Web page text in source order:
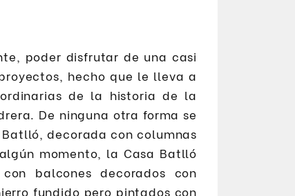
poder disfrutar de una casi
hecho que le lleva a
de la historia de la
De ninguna otra forma se
decorada con columnas
momento, la Casa Batlló
balcones decorados con
fundido pero pintados con